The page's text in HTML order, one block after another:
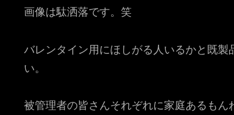
画像は駄洒落です。笑
バレンタイン用にほしがる人いるかと既
い。
被管理者の皆さんそれぞれに家庭あるもん